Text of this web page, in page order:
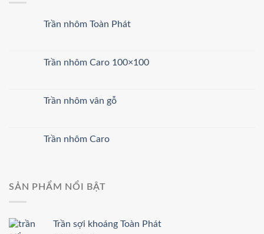
Trần nhôm Toàn Phát
Trần nhôm Caro 100×100
Trần nhôm vân gỗ
Trần nhôm Caro
SẢN PHẨM NỔI BẬT
Trần sợi khoáng Toàn Phát